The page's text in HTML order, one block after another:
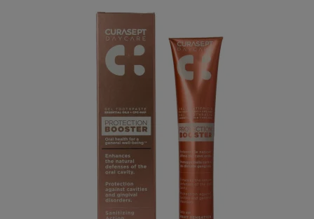
Uw winkelwagen is leeg.
Vul hem met producten.